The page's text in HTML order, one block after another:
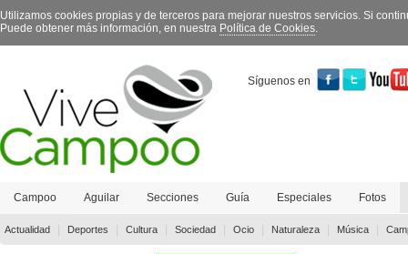
Utilizamos cookies propias y de terceros para mejorar nuestros servicios. Si
Puede obtener más información, en nuestra Política de Cookies.
Síguenos en
Campoo Aguilar Secciones Guía Especiales Fotos
Actualidad Deportes Cultura Sociedad Ocio Naturaleza Música
Contacto